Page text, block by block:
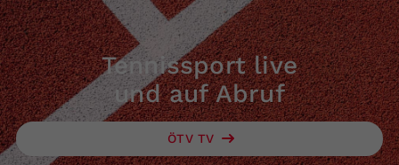
Tennissport live
und auf Abruf
ÖTV TV